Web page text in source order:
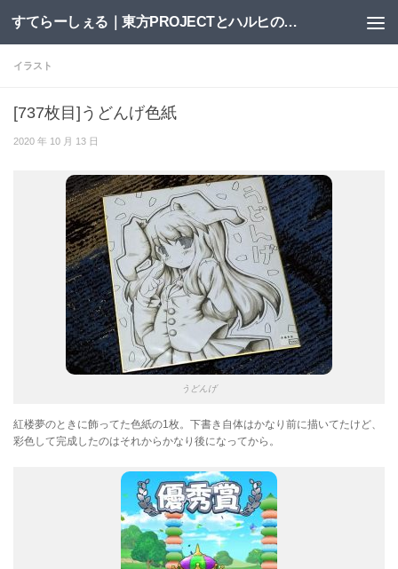
コンテンツへスキップ すてらーしぇる｜東方PROJECTとハルヒの二次創作サイト
イラスト
[737枚目]うどんげ色紙
2020 年 10 月 13 日
うどんげ
紅楼夢のときに飾ってた色紙の1枚。下書き自体はかなり前に描いてたけど、
彩色して完成したのはそれからかなり後になってから。